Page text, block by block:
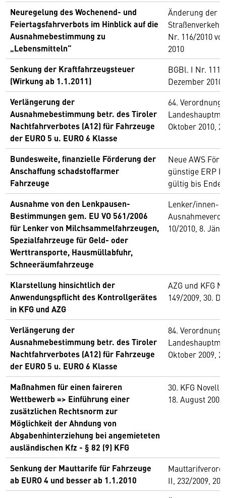
Neuregelung des Wochenend- und
Feiertagsfahrverbots im Hinblick auf die
Ausnahmebestimmung zu
„Lebensmitteln“
Änderung der
Nr. 116/2010
2010
Senkung der Kraftfahrzeugsteuer
(Wirkung ab 1.1.2011)
BGBl. I Nr. 111/
Dezember 2010
Verlängerung der
Ausnahmebestimmung betr. des Tiroler
Nachtfahrverbotes (A12) für Fahrzeuge
der EURO 5 u. EURO 6 Klasse
64. Verordnung
Oktober 2010,
Bundesweite, finanzielle Förderung der
Anschaffung schadstoffarmer
Fahrzeuge
Neue AWS
günstige ERP
gültig bis Ende
Ausnahme von den Lenkpausen-
Bestimmungen gem. EU VO 561/2006
für Lenker von Milchsammelfahrzeugen,
Spezialfahrzeuge für Geld- oder
Werttransporte, Hausmüllabfuhr,
Schneeräumfahrzeuge
Lenker/innen-
10/2010, 8.
Klarstellung hinsichtlich der
Anwendungspflicht des Kontrollgerätes
in KFG und AZG
AZG und KFG
149/2009, 30.
Verlängerung der
Ausnahmebestimmung betr. des Tiroler
Nachtfahrverbotes (A12) für Fahrzeuge
der EURO 5 u. EURO 6 Klasse
84. Verordnung
Oktober 2009,
Maßnahmen für einen faireren
Wettbewerb => Einführung einer
zusätzlichen Rechtsnorm zur
Möglichkeit der Ahndung von
Abgabenhinterziehung bei angemieteten
ausländischen Kfz - § 82 (9) KFG
30. KFG
18. August 2009
Senkung der Mauttarife für Fahrzeuge
ab EURO 4 und besser ab 1.1.2010
II, 232/2009, 20.